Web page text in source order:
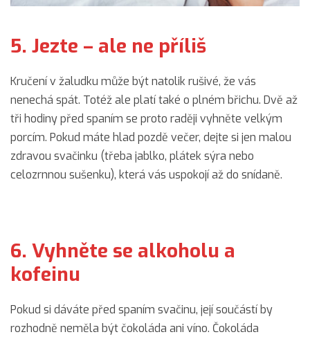
5. Jezte – ale ne příliš
Kručení v žaludku může být natolik rušivé, že vás
nenechá spát. Totéž ale platí také o plném břichu. Dvě až
tři hodiny před spaním se proto raději vyhněte velkým
porcím. Pokud máte hlad pozdě večer, dejte si jen malou
zdravou svačinku (třeba jablko, plátek sýra nebo
celozrnnou sušenku), která vás uspokojí až do snídaně.
6. Vyhněte se alkoholu a
kofeinu
Pokud si dáváte před spaním svačinu, její součástí by
rozhodně neměla být čokoláda ani víno. Čokoláda